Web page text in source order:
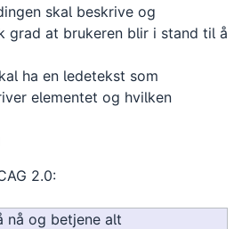
skal beskrive og
grad at brukeren blir i stand til å
ha en ledetekst som
elementet og hvilken
2.0:
nå og betjene alt